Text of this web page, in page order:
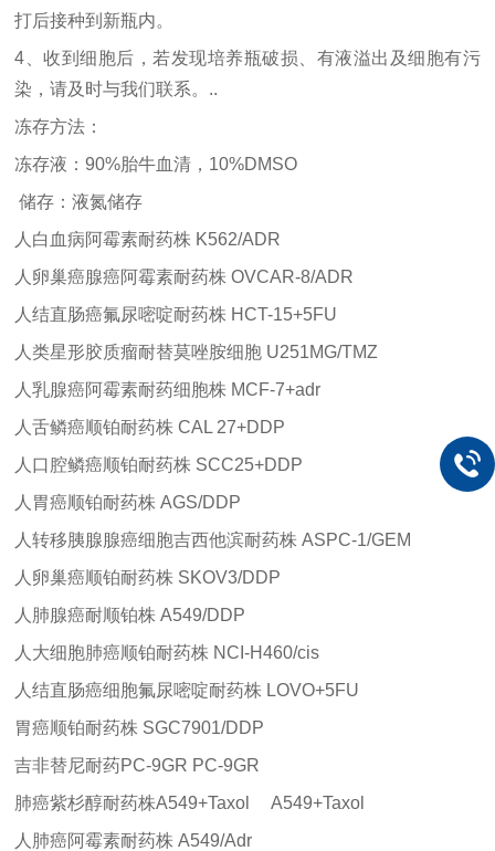
打后接种到新瓶内。
4、收到细胞后，若发现培养瓶破损、有液溢出及细胞有污
染，请及时与我们联系。..
冻存方法：
冻存液：90%胎牛血清，10%DMSO
储存：液氮储存
人白血病阿霉素耐药株 K562/ADR
人卵巢癌腺癌阿霉素耐药株 OVCAR-8/ADR
人结直肠癌氟尿嘧啶耐药株 HCT-15+5FU
人类星形胶质瘤耐替莫唑胺细胞 U251MG/TMZ
人乳腺癌阿霉素耐药细胞株 MCF-7+adr
人舌鳞癌顺铂耐药株 CAL 27+DDP
人口腔鳞癌顺铂耐药株 SCC25+DDP
人胃癌顺铂耐药株 AGS/DDP
人转移胰腺腺癌细胞吉西他滨耐药株 ASPC-1/GEM
人卵巢癌顺铂耐药株 SKOV3/DDP
人肺腺癌耐顺铂株 A549/DDP
人大细胞肺癌顺铂耐药株 NCI-H460/cis
人结直肠癌细胞氟尿嘧啶耐药株 LOVO+5FU
胃癌顺铂耐药株 SGC7901/DDP
吉非替尼耐药PC-9GR PC-9GR
肺癌紫杉醇耐药株A549+Taxol
A549+Taxol
人肺癌阿霉素耐药株 A549/Adr